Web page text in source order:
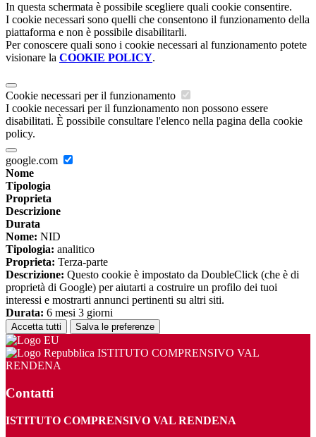
In questa schermata è possibile scegliere quali cookie consentire.
I cookie necessari sono quelli che consentono il funzionamento della
piattaforma e non è possibile disabilitarli.
Per conoscere quali sono i cookie necessari al funzionamento potete
visionare la COOKIE POLICY.
Cookie necessari per il funzionamento
I cookie necessari per il funzionamento non possono essere
disabilitati. È possibile consultare l'elenco nella pagina della cookie
policy.
google.com
Nome
Tipologia
Proprieta
Descrizione
Durata
Nome: NID
Tipologia: analitico
Proprieta: Terza-parte
Descrizione: Questo cookie è impostato da DoubleClick (che è di
proprietà di Google) per aiutarti a costruire un profilo dei tuoi
interessi e mostrarti annunci pertinenti su altri siti.
Durata: 6 mesi 3 giorni
Accetta tutti Salva le preferenze
ISTITUTO COMPRENSIVO VAL
RENDENA
Contatti
ISTITUTO COMPRENSIVO VAL RENDENA